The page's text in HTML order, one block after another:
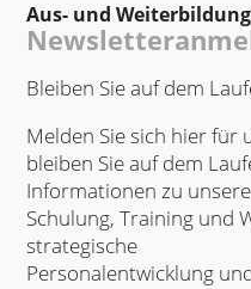
Aus- und
Bleiben Sie auf dem
Melden Sie sich hier für
bleiben Sie auf dem
Informationen zu
Schulung, Training und
strategische
Personalentwicklung